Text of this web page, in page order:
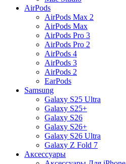
AirPods
AirPods Max 2
AirPods Max
AirPods Pro 3
AirPods Pro 2
AirPods 4
AirPods 3
AirPods 2
EarPods
Samsung
Galaxy S25 Ultra
Galaxy S25+
Galaxy S26
Galaxy S26+
Galaxy S26 Ultra
Galaxy Z Fold 7
Аксессуары